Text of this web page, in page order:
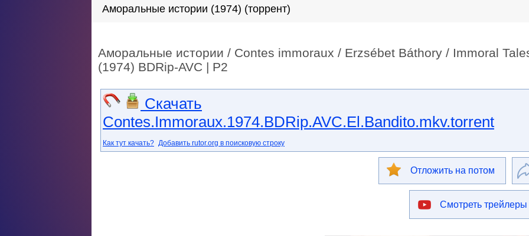
Аморальные истории (1974) (торрент)
Аморальные истории / Contes immoraux / Erzsébet Báthory / Immoral
(1974) BDRip-AVC | Р2
Скачать
Contes.Immoraux.1974.BDRip.AVC.El.Bandito.mkv.torrent
Как тут качать? Добавить rutor.org в поисковую строку
Отложить на потом
Смотреть трейлеры